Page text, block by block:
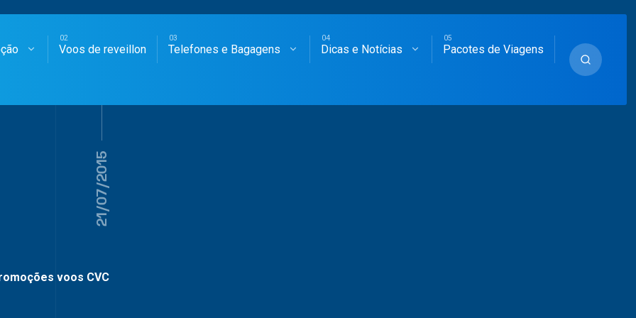
AÉREAS
Voos de reveillon Telefones e Bagagens Dicas e Notícias Pacotes de Viagens
21/07/2015
voos CVC